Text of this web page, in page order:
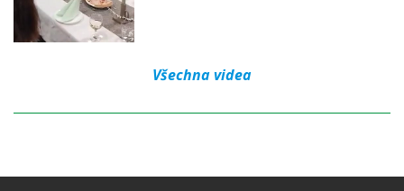
Všechna videa